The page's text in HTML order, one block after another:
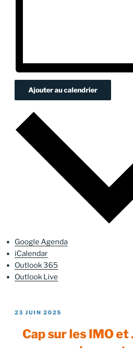
Ajouter au calendrier
Google Agenda
iCalendar
Outlook 365
Outlook Live
PUBLIÉ
23 JUIN 2025
Cap sur les IMO et